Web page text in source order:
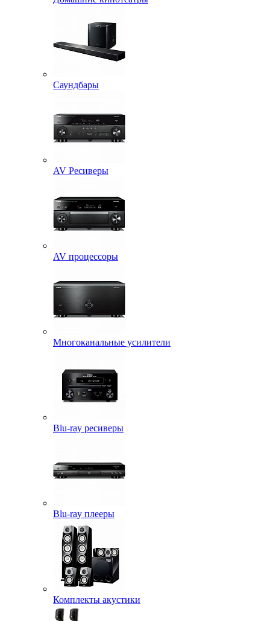
Саундбары
AV Ресиверы
AV процессоры
Многоканальные усилители
Blu-ray ресиверы
Blu-ray плееры
Комплекты акустики